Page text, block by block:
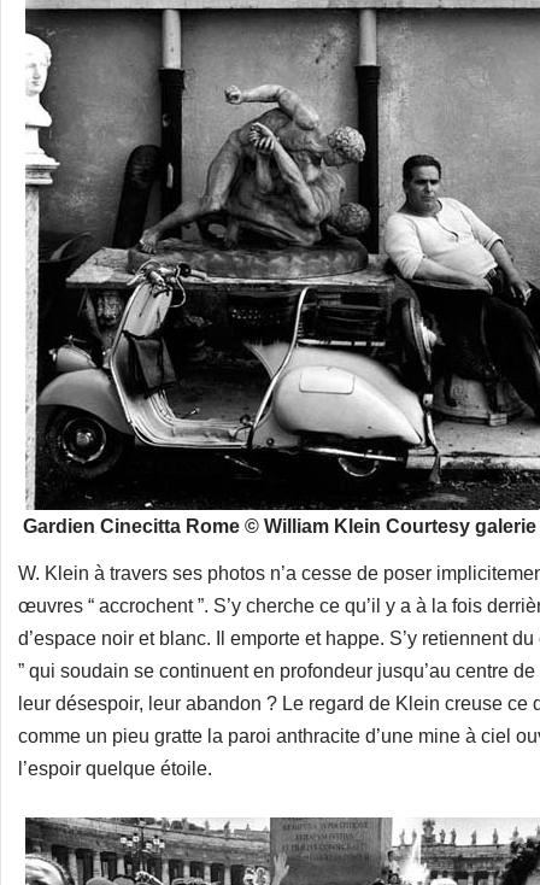
Gardien Cinecitta Rome © William Klein Courtesy
W. Klein à travers ses photos n’a cesse de poser
œuvres “ accrochent ”. S’y cherche ce qu’il y a à la fois
d’espace noir et blanc. Il emporte et happe. S’y retiennent
” qui soudain se continuent en profondeur jusqu’au centre
leur désespoir, leur abandon ? Le regard de Klein creuse
comme un pieu gratte la paroi anthracite d’une mine à ciel
l’espoir quelque étoile.